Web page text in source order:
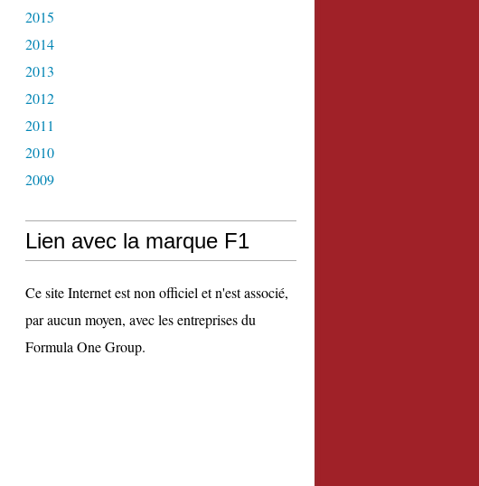
2015
2014
2013
2012
2011
2010
2009
Lien avec la marque F1
Ce site Internet est non officiel et n'est associé,
par aucun moyen, avec les entreprises du
Formula One Group.